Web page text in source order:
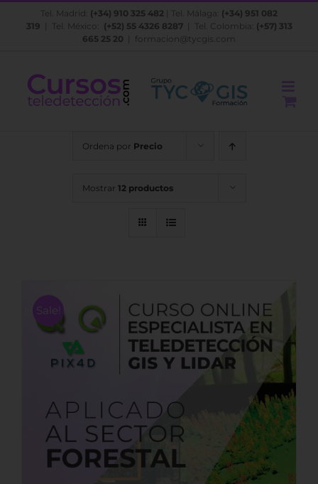
Saltar
Tel. Madrid: (+34) 910 325 482 | Tel. Málaga: (+34) 951 082
319 | Tel. México: (+52) 55 4326 8287| Tel. Colombia: (+57) 313
665 25 20
formacion@tycgis.com
Ordena por Precio
Mostrar 12 productos
Sale!